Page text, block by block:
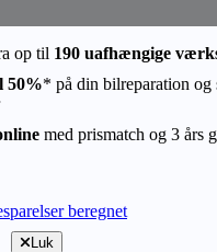
op til 190 uafhængige
50%* på din bilreparation og
med prismatch og 3 års
beregnet
Luk